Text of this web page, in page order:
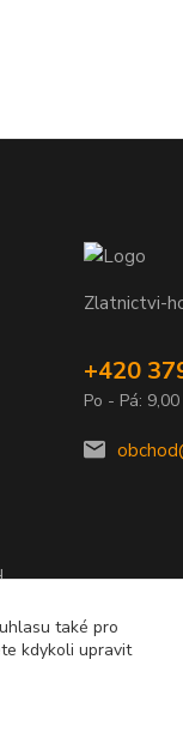
Zlatnictvi-
+420
Po - Pá:
také pro
kdykoli upravit